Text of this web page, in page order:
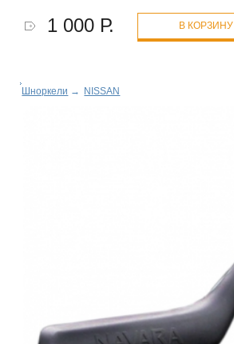
1 000 Р. В КОРЗИНУ
Шноркели → NISSAN